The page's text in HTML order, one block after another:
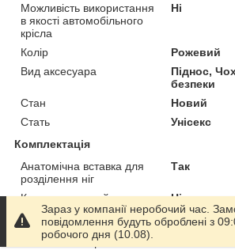
Можливість використання
в якості автомобільного
крісла
Ні
Колір
Рожевий
Вид аксесуара
Піднос,
безпеки
Стан
Новий
Стать
Унісекс
Комплектація
Анатомічна вставка для
розділення ніг
Так
Кошик для речей
Ні
Додаткові функції і характеристики
Кількість коліщат
Зараз у компанії неробочий час.
повідомлення будуть оброблені з
робочого дня (10.08).